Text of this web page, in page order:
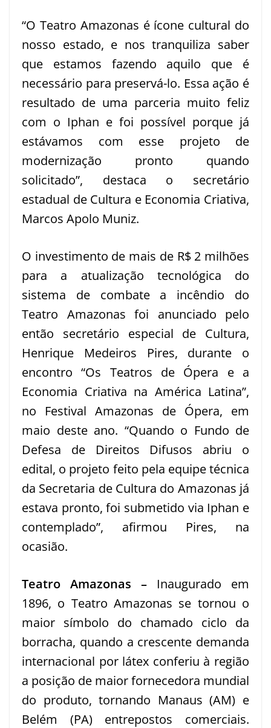
“O Teatro Amazonas é ícone cultural do
nosso estado, e nos tranquiliza saber
que estamos fazendo aquilo que é
necessário para preservá-lo. Essa ação é
resultado de uma parceria muito feliz
com o Iphan e foi possível porque já
estávamos com esse projeto de
modernização pronto quando
solicitado”, destaca o secretário
estadual de Cultura e Economia Criativa,
Marcos Apolo Muniz.
O investimento de mais de R$ 2 milhões
para a atualização tecnológica do
sistema de combate a incêndio do
Teatro Amazonas foi anunciado pelo
então secretário especial de Cultura,
Henrique Medeiros Pires, durante o
encontro “Os Teatros de Ópera e a
Economia Criativa na América Latina”,
no Festival Amazonas de Ópera, em
maio deste ano. “Quando o Fundo de
Defesa de Direitos Difusos abriu o
edital, o projeto feito pela equipe técnica
da Secretaria de Cultura do Amazonas já
estava pronto, foi submetido via Iphan e
contemplado”, afirmou Pires, na
ocasião.
Teatro Amazonas – Inaugurado em
1896, o Teatro Amazonas se tornou o
maior símbolo do chamado ciclo da
borracha, quando a crescente demanda
internacional por látex conferiu à região
a posição de maior fornecedora mundial
do produto, tornando Manaus (AM) e
Belém (PA) entrepostos comerciais.